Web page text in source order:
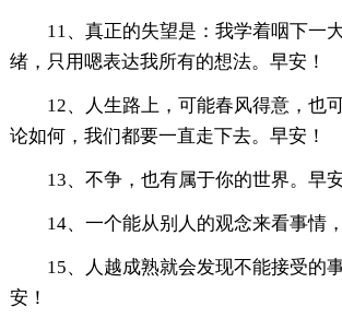
11、真正的失望是：我学着咽下一
绪，只用嗯表达我所有的想法。早安！
12、人生路上，可能春风得意，也
论如何，我们都要一直走下去。早安！
13、不争，也有属于你的世界。早安
14、一个能从别人的观念来看事情
15、人越成熟就会发现不能接受的
安！